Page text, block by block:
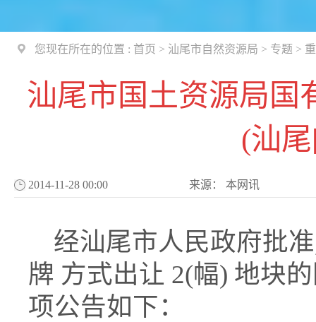
您现在所在的位置 : 首页 > 汕尾市自然资源局 > 专题 >
汕尾市国土资源局国
(汕
2014-11-28 00:00 来源： 本网讯
经汕尾市人民政府批
牌 方式出让 2(幅) 地块
项公告如下：